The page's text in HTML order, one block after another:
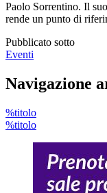
Paolo Sorrentino. Il
rende un punto di
Pubblicato sotto
Eventi
Navigazione
%titolo
%titolo